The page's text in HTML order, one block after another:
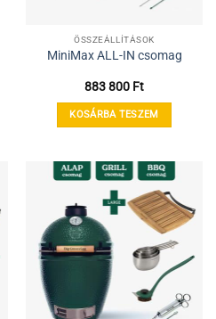
ÖSSZEÁLLÍTÁSOK
MiniMax ALL-IN csomag
883 800 Ft
KOSÁRBA TESZEM